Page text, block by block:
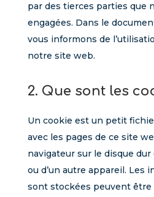
par des tierces parties que
engagées. Dans le
vous informons de
notre site web.
2. Que sont les
Un cookie est un petit
avec les pages de ce site
navigateur sur le disque
ou d’un autre appareil. Les
sont stockées peuvent être